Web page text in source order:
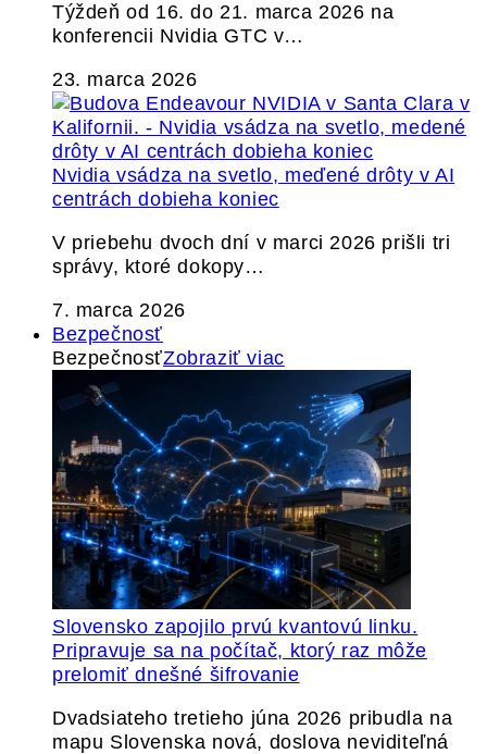
Týždeň od 16. do 21. marca 2026 na
konferencii Nvidia GTC v…
23. marca 2026
Nvidia vsádza na svetlo, meďené drôty v AI
centrách dobieha koniec
V priebehu dvoch dní v marci 2026 prišli tri
správy, ktoré dokopy…
7. marca 2026
Bezpečnosť
BezpečnosťZobraziť viac
Slovensko zapojilo prvú kvantovú linku.
Pripravuje sa na počítač, ktorý raz môže
prelomiť dnešné šifrovanie
Dvadsiateho tretieho júna 2026 pribudla na
mapu Slovenska nová, doslova neviditeľná